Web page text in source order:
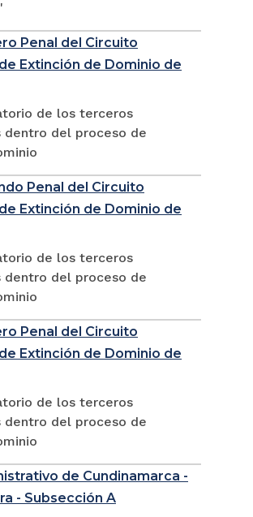
Penal del Circuito
Extinción de Dominio de
de los terceros
dentro del proceso de
Penal del Circuito
Extinción de Dominio de
de los terceros
dentro del proceso de
Penal del Circuito
Extinción de Dominio de
de los terceros
dentro del proceso de
de Cundinamarca -
- Subsección A